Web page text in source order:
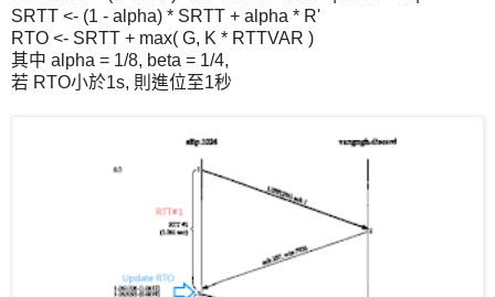
SRTT <- (1 - alpha) * SRTT + alpha * R'
RTO <- SRTT + max( G, K * RTTVAR )
其中 alpha = 1/8, beta = 1/4,
若 RTO小於1s, 則進位至1秒